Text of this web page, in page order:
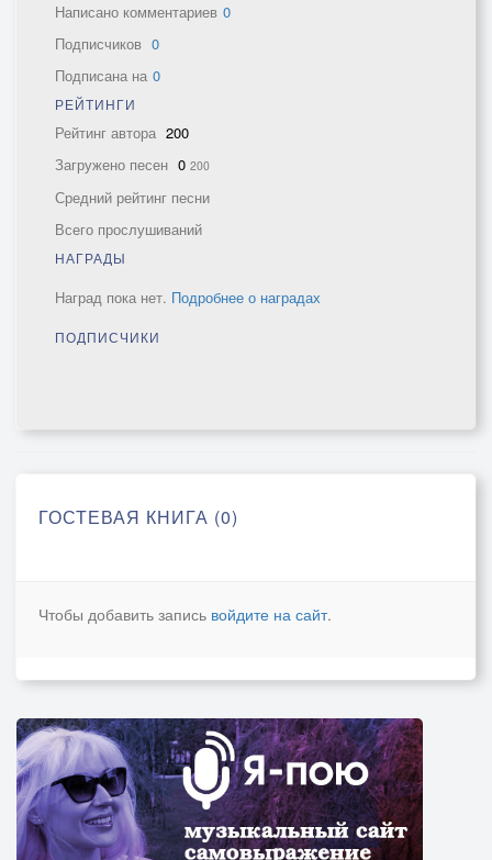
Написано комментариев 0
Подписчиков 0
Подписана на 0
РЕЙТИНГИ
Рейтинг автора 200
Загружено песен 0 200
Средний рейтинг песни
Всего прослушиваний
НАГРАДЫ
Наград пока нет. Подробнее о наградах
ПОДПИСЧИКИ
ГОСТЕВАЯ КНИГА (0)
Чтобы добавить запись войдите на сайт.